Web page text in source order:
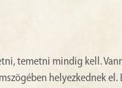
temetni mindig kell.
helyezkednek el.